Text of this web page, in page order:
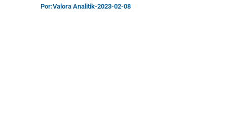
Por:Valora Analitik-2023-02-08